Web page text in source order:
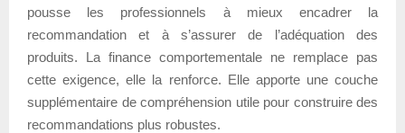
pousse les professionnels à mieux encadrer la
recommandation et à s’assurer de l’adéquation des
produits. La finance comportementale ne remplace pas
cette exigence, elle la renforce. Elle apporte une couche
supplémentaire de compréhension utile pour construire des
recommandations plus robustes.